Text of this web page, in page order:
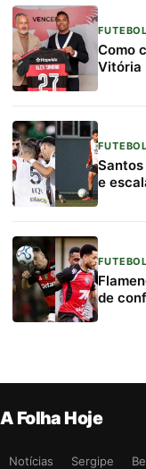
Como
Vitória
e
de
A Folha Hoje
Notícias Sergipe